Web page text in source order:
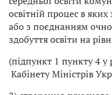
освітній процес в
або з поєднанням
здобуття освіти на
(підпункт 1 пункту 4 у
Кабінету Міністрів